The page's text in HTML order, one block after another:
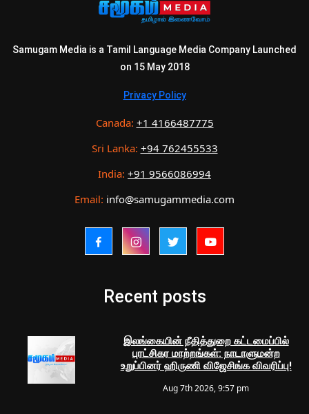
Samugam Media is a Tamil Language Media Company Launched
on 15 May 2018
Privacy Policy
Canada: +1 4166487775
Sri Lanka: +94 762455533
India: +91 9566086994
Email: info@samugammedia.com
Recent posts
இலங்கையின் நீதித்துறை கட்டமைப்பில்
புரட்சிகர மாற்றங்கள்: நாடாளுமன்ற
உறுப்பினர் ஹிருணி விஜேசிங்க விவரிப்பு!
Aug 7th 2026, 9:57 pm